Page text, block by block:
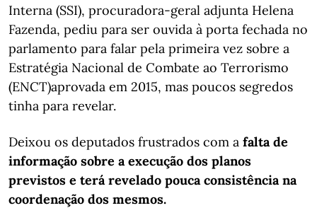
Interna (SSI), procuradora-geral adjunta Helena
Fazenda, pediu para ser ouvida à porta fechada no
parlamento para falar pela primeira vez sobre a
Estratégia Nacional de Combate ao Terrorismo
(ENCT)aprovada em 2015, mas poucos segredos
tinha para revelar.
Deixou os deputados frustrados com a falta de
informação sobre a execução dos planos
previstos e terá revelado pouca consistência na
coordenação dos mesmos.